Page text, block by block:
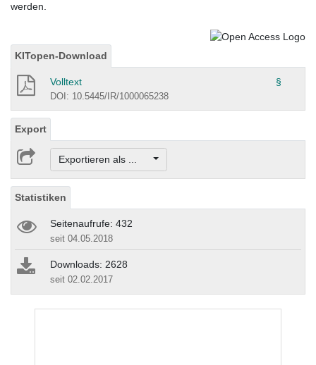
werden.
KITopen-Download
Volltext §
DOI: 10.5445/IR/1000065238
Export
Exportieren als ...
Statistiken
Seitenaufrufe: 432
seit 04.05.2018
Downloads: 2628
seit 02.02.2017